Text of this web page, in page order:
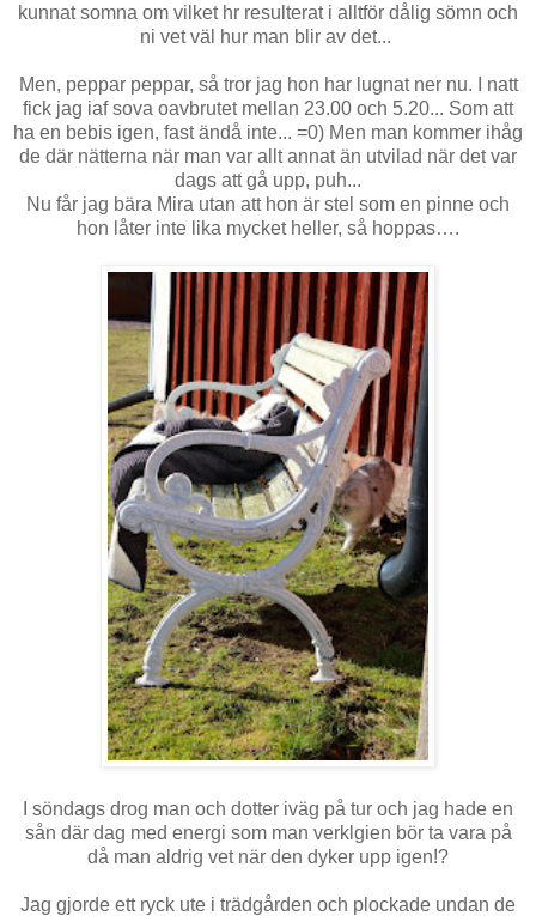
kunnat somna om vilket hr resulterat i alltför dålig sömn och
ni vet väl hur man blir av det...
Men, peppar peppar, så tror jag hon har lugnat ner nu. I natt
fick jag iaf sova oavbrutet mellan 23.00 och 5.20... Som att
ha en bebis igen, fast ändå inte... =0) Men man kommer ihåg
de där nätterna när man var allt annat än utvilad när det var
dags att gå upp, puh...
Nu får jag bära Mira utan att hon är stel som en pinne och
hon låter inte lika mycket heller, så hoppas….
I söndags drog man och dotter iväg på tur och jag hade en
sån där dag med energi som man verklgien bör ta vara på
då man aldrig vet när den dyker upp igen!?
Jag gjorde ett ryck ute i trädgården och plockade undan de